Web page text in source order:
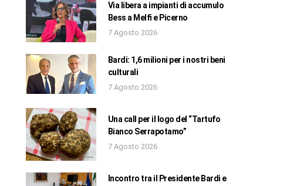
Via libera a impianti di accumulo
Bess a Melfi e Picerno
7 Agosto 2026
Bardi: 1,6 milioni per i nostri beni
culturali
7 Agosto 2026
Una call per il logo del “Tartufo
Bianco Serrapotamo”
7 Agosto 2026
Incontro tra il Presidente Bardi e